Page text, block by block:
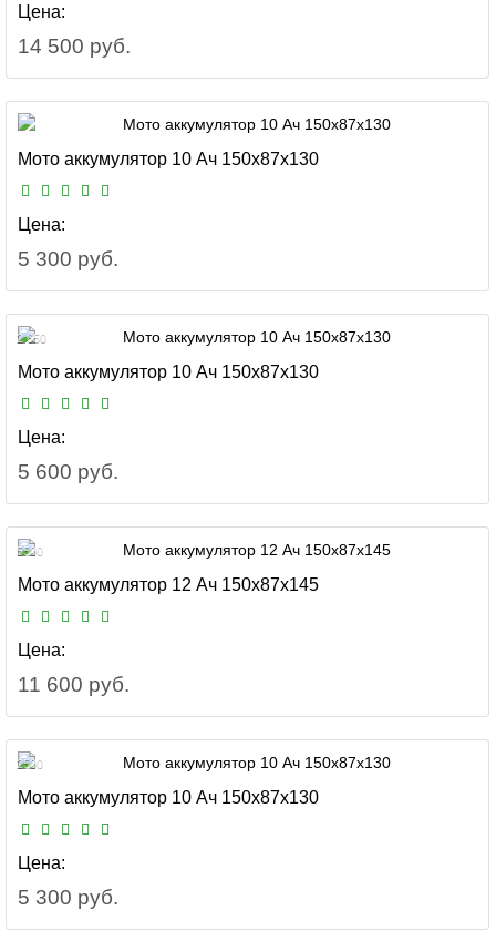
Цена:
14 500 руб.
Мото аккумулятор 10 Ач 150x87x130
Цена:
5 300 руб.
2 650
Мото аккумулятор 10 Ач 150x87x130
Цена:
5 600 руб.
5500
Мото аккумулятор 12 Ач 150x87x145
Цена:
11 600 руб.
2500
Мото аккумулятор 10 Ач 150x87x130
Цена:
5 300 руб.